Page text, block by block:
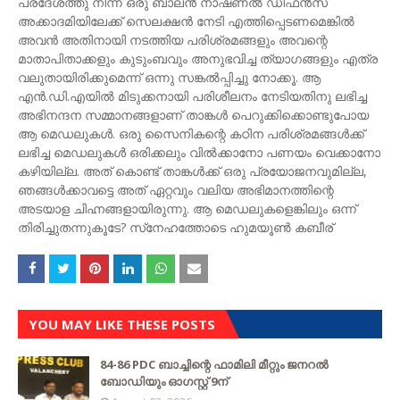
അക്കാദമിയിലേക്ക് സെലക്ഷന്‍ നേടി എത്തിപ്പെടണമെങ്കില്‍
അവന്‍ അതിനായി നടത്തിയ പരിശ്രമങ്ങളും അവന്റെ
മാതാപിതാക്കളും കുടുംബവും അനുഭവിച്ച ത്യാഗങ്ങളും എത്ര
വലുതായിരിക്കുമെന്ന് ഒന്നു സങ്കല്‍പ്പിച്ചു നോക്കൂ. ആ
എന്‍.ഡി.എയില്‍ മിടുക്കനായി പരിശീലനം നേടിയതിനു ലഭിച്ച
അഭിനന്ദന സമ്മാനങ്ങളാണ് താങ്കള്‍ പെറുക്കിക്കൊണ്ടുപോയ
ആ മെഡലുകള്‍. ഒരു സൈനികന്റെ കഠിന പരിശ്രമങ്ങള്‍ക്ക്
ലഭിച്ച മെഡലുകള്‍ ഒരിക്കലും വില്‍ക്കാനോ പണയം വെക്കാനോ
കഴിയില്ല. അത് കൊണ്ട് താങ്കള്‍ക്ക് ഒരു പ്രയോജനവുമില്ല,
ഞങ്ങള്‍ക്കാവട്ടെ അത് ഏറ്റവും വലിയ അഭിമാനത്തിന്റെ
അടയാള ചിഹ്നങ്ങളായിരുന്നു. ആ മെഡലുകളെങ്കിലും ഒന്ന്
തിരിച്ചുതന്നുകൂടേ? സ്‌നേഹത്തോടെ ഹുമയൂണ്‍ കബീര്
YOU MAY LIKE THESE POSTS
84-86 PDC ബാച്ചിന്റെ ഫാമിലി മീറ്റും ജനറൽ
ബോഡിയും ഓഗസ്റ്റ് 9ന്